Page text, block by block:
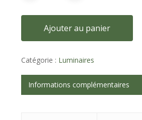
Ajouter au panier
Catégorie : Luminaires
Informations complémentaires